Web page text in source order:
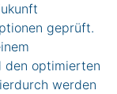
geprüft.
den optimierten
werden